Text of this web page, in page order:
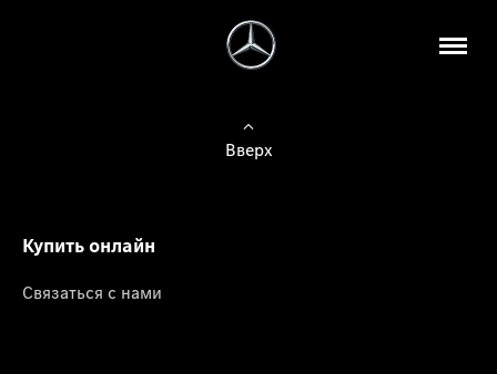
Вверх
Купить онлайн
Связаться с нами